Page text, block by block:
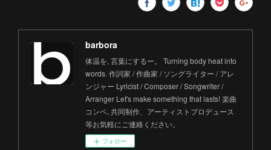
barbora
体温を, 言葉にするー。 Turning body heat into
words. 作詞家 / 作曲家 / ソングライター / アレ
ンジャー Lyricist / Composer / Songwriter /
Arranger Let's make something that lasts! 楽曲
コンペ, 共同制作、アーティストプロデュース
等お気軽にご連絡ください。
フォロー